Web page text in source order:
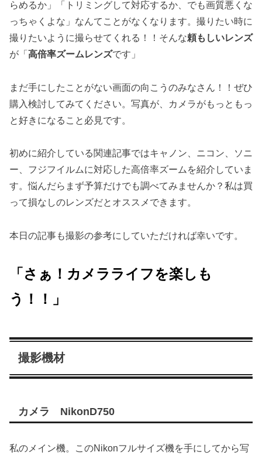
らめるか」「トリミングして対応するか、でも画質悪くな
っちゃくよな」なんてことがなくなります。撮りたい時に
撮りたいように撮らせてくれる！！そんな頼もしいレンズ
が「 高倍率ズームレンズです」
まだ手にしたことがない画面の向こうのみなさん！！ぜひ
購入検討してみてください。写真が、カメラがもっともっ
と好きになること必見です。
初めに紹介している関連記事ではキャノン、ニコン、ソニ
ー、フジフイルムに対応した高倍率ズームを紹介していま
す。悩んだらまず予算だけでも調べてみませんか？私は買
って損なしのレンズだとオススメできます。
本日の記事も撮影の参考にしていただければ幸いです。
「さぁ！カメラライフを楽しも
う！！」
撮影機材
カメラ NikonD750
私のメイン機。このNikonフルサイズ機を手にしてから写